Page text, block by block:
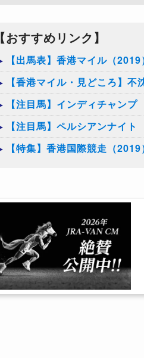
【おすすめリンク】
【出馬表】香港マイル（2019
【香港マイル・見どころ】
【注目馬】インディチャンプ
【注目馬】ペルシアンナイト
【特集】香港国際競走（2019